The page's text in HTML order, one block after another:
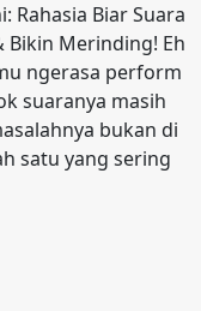
Rahasia Biar Suara
Merinding! Eh
ngerasa perform
suaranya masih
bukan di
satu yang sering